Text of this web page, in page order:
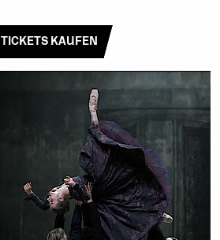
TICKETS KAUFEN